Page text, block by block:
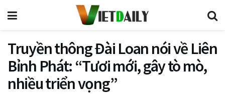
Truyền thông Đài Loan nói về Liên
Bỉnh Phát: “Tươi mới, gây tò mò,
nhiều triển vọng”